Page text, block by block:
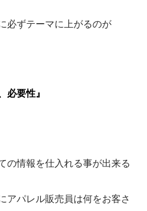
必ずテーマに上がるのが
必要性』
の情報を仕入れる事が出来る
アパレル販売員は何をお客さ